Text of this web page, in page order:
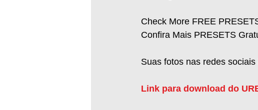
Check More FREE
Confira Mais PRESETS
Suas fotos nas redes
Link para download do